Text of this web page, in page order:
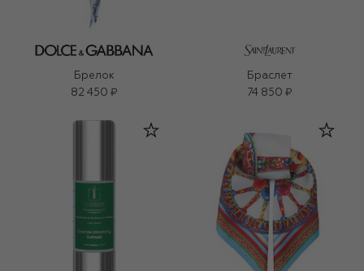
Брелок
82 450 ₽
Браслет
74 850 ₽